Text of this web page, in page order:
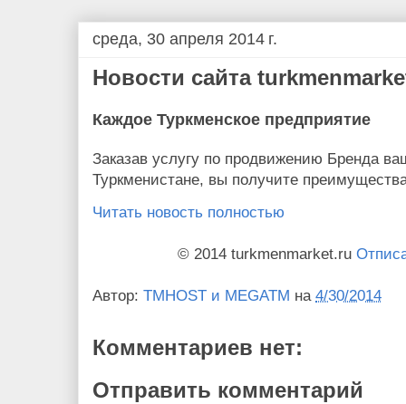
среда, 30 апреля 2014 г.
Новости сайта
Каждое Туркменское предприятие
Заказав услугу по продвижению Бренда
Туркменистане, вы получите
Читать новость полностью
© 2014 turkmenmarket.ru
Автор: TMHOST и MEGATM на 4/30/2014
Комментариев нет:
Отправить комментарий